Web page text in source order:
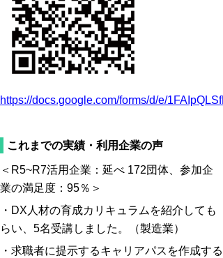
https://docs.google.com/forms/d/e/
これまでの実績・利用企業の声
＜R5~R7活用企業：延べ 172団体、参加企
業の満足度：95％＞
・DX人材の育成カリキュラムを紹介しても
らい、5名受講しました 。（製造業）
・ 求職者に提示するキャリアパスを作成する